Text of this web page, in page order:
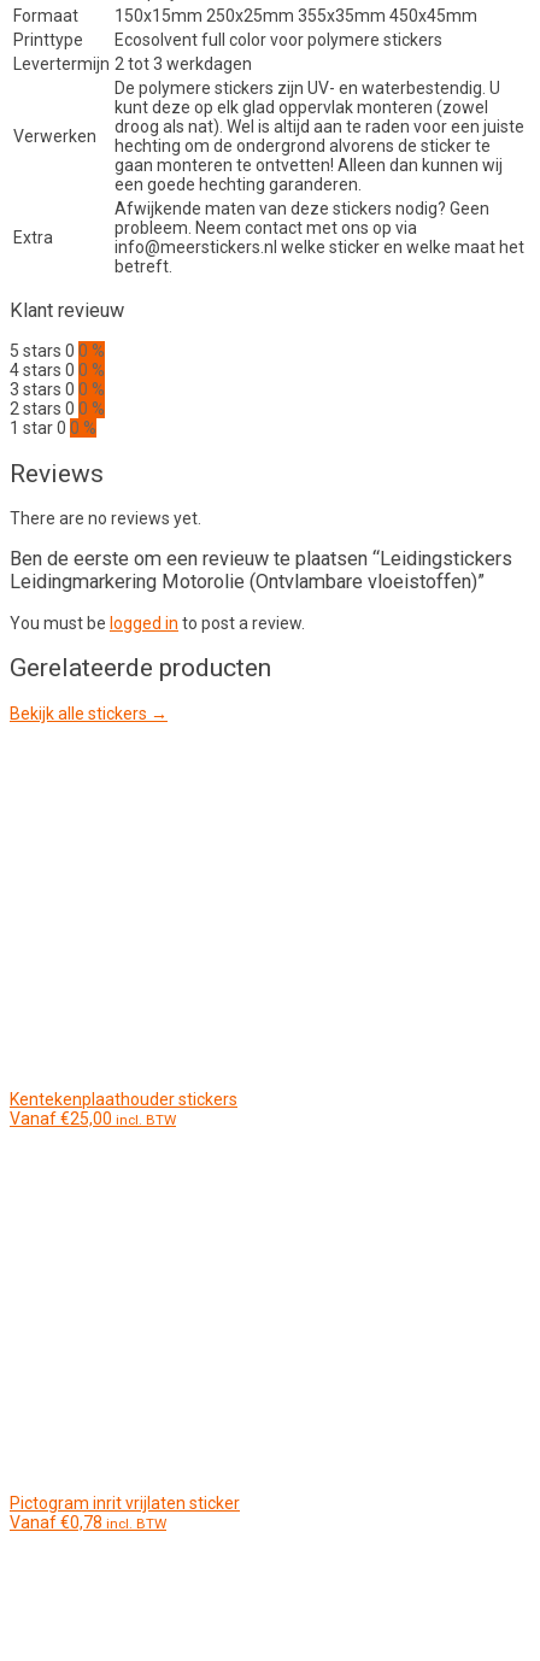
Formaat
150x15mm 250x25mm 355x35mm 450x45mm
Printtype
Ecosolvent full color voor polymere stickers
Levertermijn 2 tot 3 werkdagen
Verwerken
De polymere stickers zijn UV- en waterbestendig. U
kunt deze op elk glad oppervlak monteren (zowel
droog als nat). Wel is altijd aan te raden voor een juiste
hechting om de ondergrond alvorens de sticker te
gaan monteren te ontvetten! Alleen dan kunnen wij
een goede hechting garanderen.
Extra
Afwijkende maten van deze stickers nodig? Geen
probleem. Neem contact met ons op via
info@meerstickers.nl welke sticker en welke maat het
betreft.
Klant revieuw
5 stars 0 0 %
4 stars 0 0 %
3 stars 0 0 %
2 stars 0 0 %
1 star0 0 %
Reviews
There are no reviews yet.
Ben de eerste om een revieuw te plaatsen “Leidingstickers
Leidingmarkering Motorolie (Ontvlambare vloeistoffen)”
You must be logged in to post a review.
Gerelateerde producten
Bekijk alle stickers →
Kentekenplaathouder stickers
Vanaf€25,00 incl. BTW
Pictogram inrit vrijlaten sticker
Vanaf€0,78 incl. BTW